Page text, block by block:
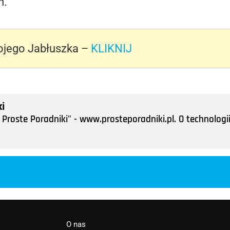
Jabłuszka – KLIKNIJ
Poradniki" - www.prosteporadniki.pl. O
O nas